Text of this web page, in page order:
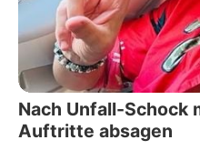
Nach Unfall-Schock
Auftritte absagen